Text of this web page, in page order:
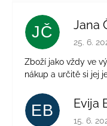
JČ Jana
25. 6.
Zboží jako vždy ve
nákup a určitě si jej
EB Evija
15. 6.